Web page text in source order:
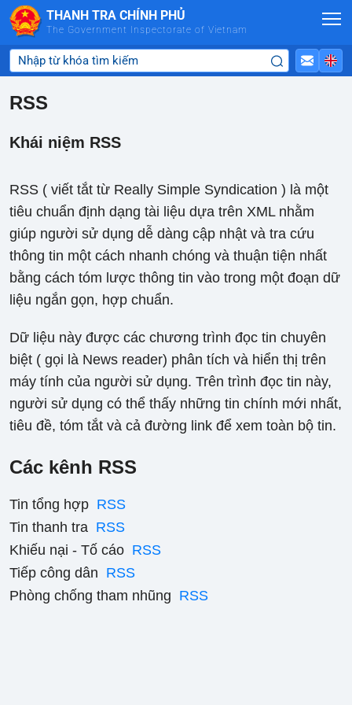
Skip to Main Content
THANH TRA CHÍNH PHỦ
The Government Inspectorate of Vietnam
RSS
Khái niệm RSS
RSS ( viết tắt từ Really Simple Syndication ) là một
tiêu chuẩn định dạng tài liệu dựa trên XML nhằm
giúp người sử dụng dễ dàng cập nhật và tra cứu
thông tin một cách nhanh chóng và thuận tiện nhất
bằng cách tóm lược thông tin vào trong một đoạn dữ
liệu ngắn gọn, hợp chuẩn.
Dữ liệu này được các chương trình đọc tin chuyên
biệt ( gọi là News reader) phân tích và hiển thị trên
máy tính của người sử dụng. Trên trình đọc tin này,
người sử dụng có thể thấy những tin chính mới nhất,
tiêu đề, tóm tắt và cả đường link để xem toàn bộ tin.
Các kênh RSS
Tin tổng hợp RSS
Tin thanh tra RSS
Khiếu nại - Tố cáo RSS
Tiếp công dân RSS
Phòng chống tham nhũng RSS